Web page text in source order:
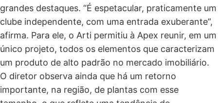
grandes destaques. “É espetacular, praticamente um
clube independente, com uma entrada exuberante”,
afirma. Para ele, o Arti permitiu à Apex reunir, em um
único projeto, todos os elementos que caracterizam
um produto de alto padrão no mercado imobiliário.
O diretor observa ainda que há um retorno
importante, na região, de plantas com esse